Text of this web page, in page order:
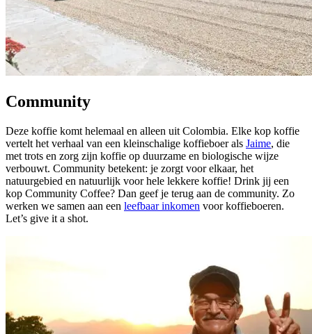
Community
Deze koffie komt helemaal en alleen uit Colombia. Elke kop koffie
vertelt het verhaal van een kleinschalige koffieboer als Jaime, die
met trots en zorg zijn koffie op duurzame en biologische wijze
verbouwt. Community betekent: je zorgt voor elkaar, het
natuurgebied en natuurlijk voor hele lekkere koffie! Drink jij een
kop Community Coffee? Dan geef je terug aan de community. Zo
werken we samen aan een leefbaar inkomen voor koffieboeren.
Let’s give it a shot.